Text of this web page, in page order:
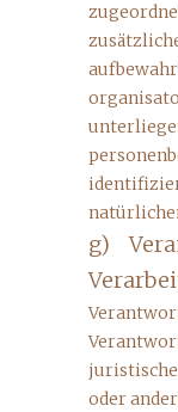
g)
oder